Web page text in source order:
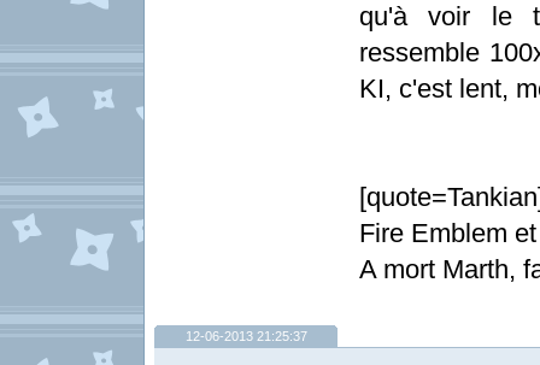
qu'à voir le
ressemble
KI, c'est lent,
Fire Emblem
A mort Marth,
12-06-2013 21:25:37